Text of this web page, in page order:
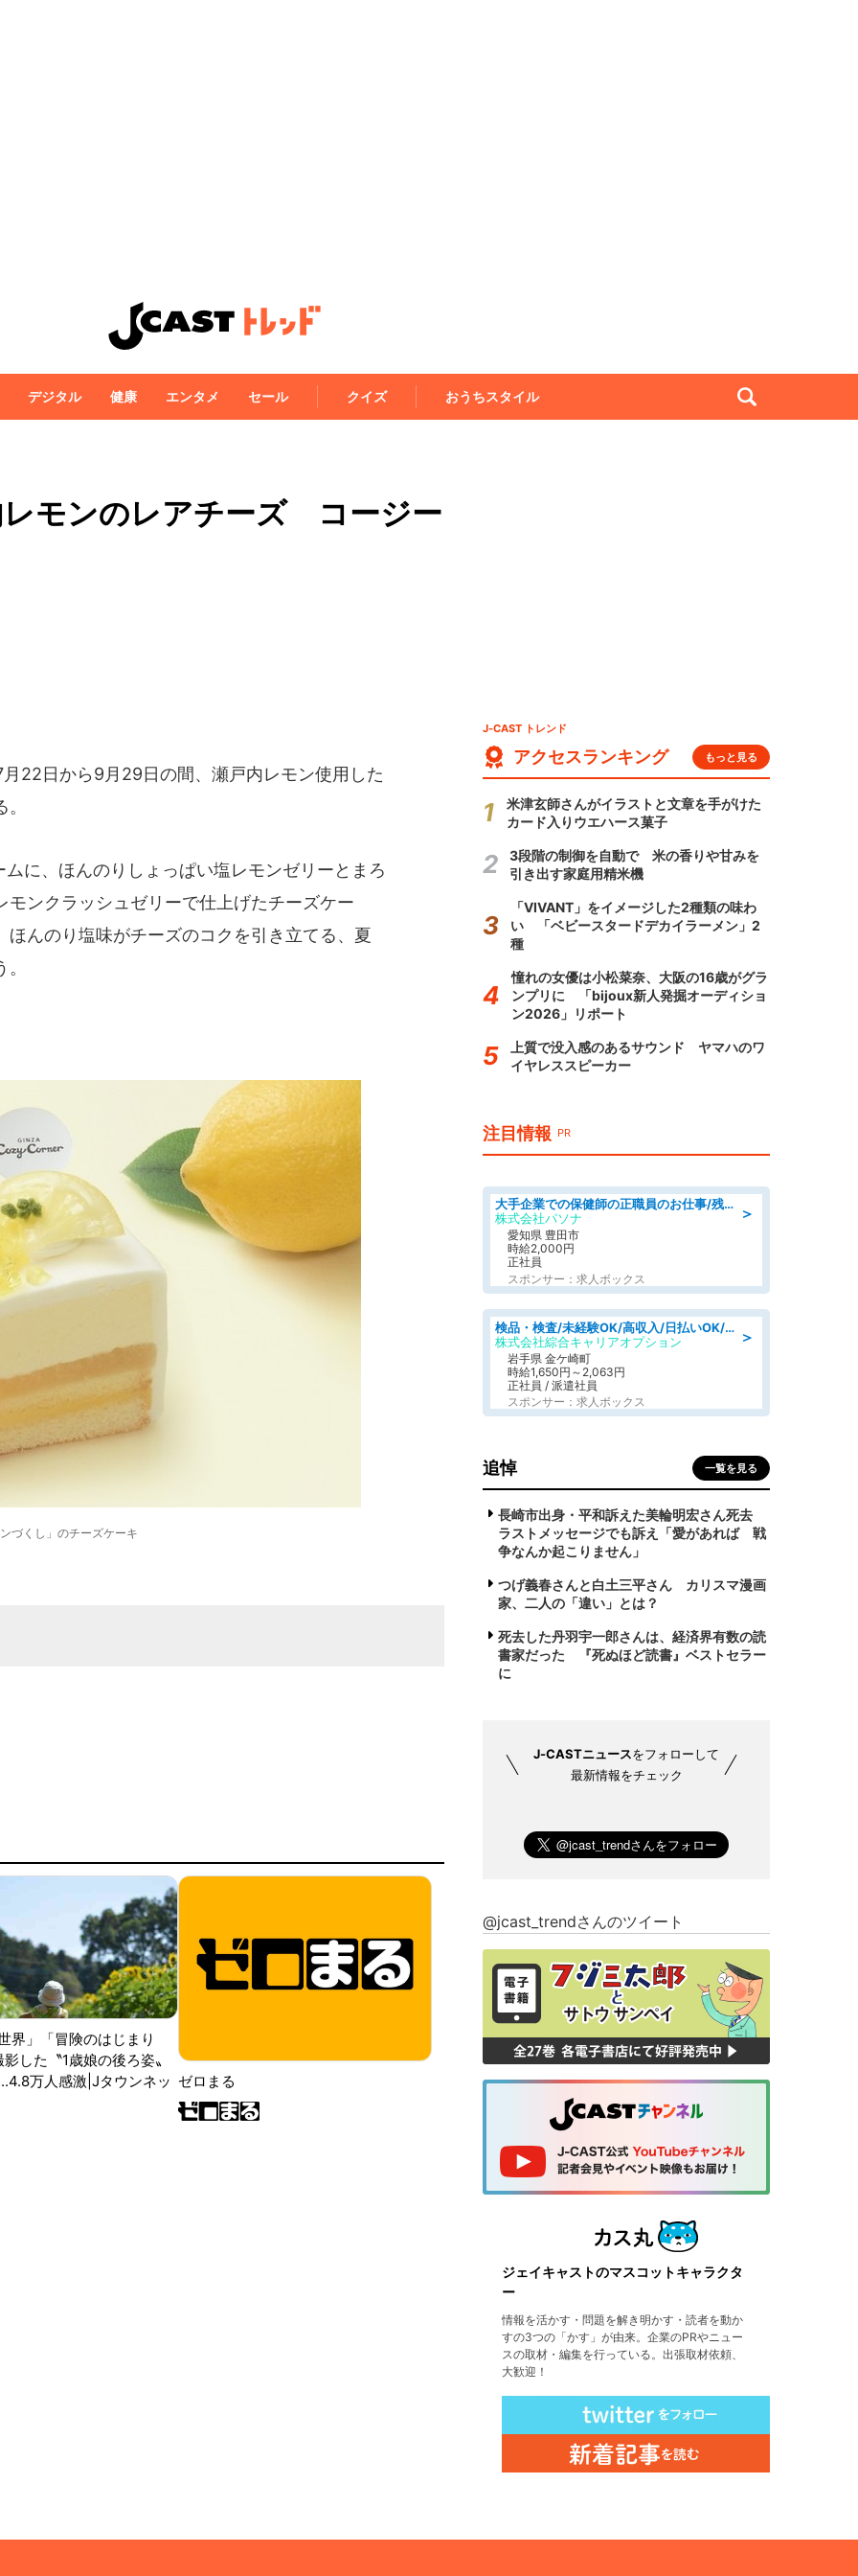
デジタル 健康 エンタメ セール クイズ おうちスタイル
モンのレアチーズ コージー
22日から9月29日の間、瀬戸内レモン使用した
に、ほんのりしょっぱい塩レモンゼリーとまろ
ンクラッシュゼリーで仕上げたチーズケー
んのり塩味がチーズのコクを引き立てる、夏
づくし」のチーズケーキ
界」「冒険のはじまり
した〝1歳娘の後ろ姿〟
万人感激|Jタウンネッ ゼロまる
J-CAST トレンド
アクセスランキング もっと見る
米津玄師さんがイラストと文章を手がけた
カード入りウエハース菓子
3段階の制御を自動で 米の香りや甘みを
引き出す家庭用精米機
「VIVANT」をイメージした2種類の味わ
い 「ベビースタードデカイラーメン」2
種
憧れの女優は小松菜奈、大阪の16歳がグラ
ンプリに 「bijoux新人発掘オーディショ
ン2026」リポート
上質で没入感のあるサウンド ヤマハのワ
イヤレススピーカー
注目情報 PR
＞
大手企業での保健師の正職員のお仕事/残業なし/要資格:保健師
株式会社パソナ
愛知県 豊田市
時給2,000円
正社員
スポンサー：求人ボックス
＞
検品・検査/未経験OK/高収入/日払いOK/交替制/20・30・40代活躍中
株式会社綜合キャリアオプション
岩手県 金ケ崎町
時給1,650円～2,063円
正社員 / 派遣社員
スポンサー：求人ボックス
追悼 一覧を見る
長崎市出身・平和訴えた美輪明宏さん死去
ラストメッセージでも訴え「愛があれば 戦
争なんか起こりません」
つげ義春さんと白土三平さん カリスマ漫画
家、二人の「違い」とは？
死去した丹羽宇一郎さんは、経済界有数の読
書家だった 『死ぬほど読書』ベストセラー
に
J-CASTニュースをフォローして
最新情報をチェック
@jcast_trendさんのツイート
ジェイキャストのマスコットキャラクタ
ー
情報を活かす・問題を解き明かす・読者を動か
すの3つの「かす」が由来。企業のPRやニュー
スの取材・編集を行っている。出張取材依頼、
大歓迎！